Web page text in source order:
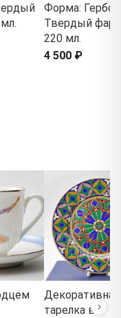
Форма:
Твердый
220 мл.
4 500 ₽
Декоративная
тарелка в